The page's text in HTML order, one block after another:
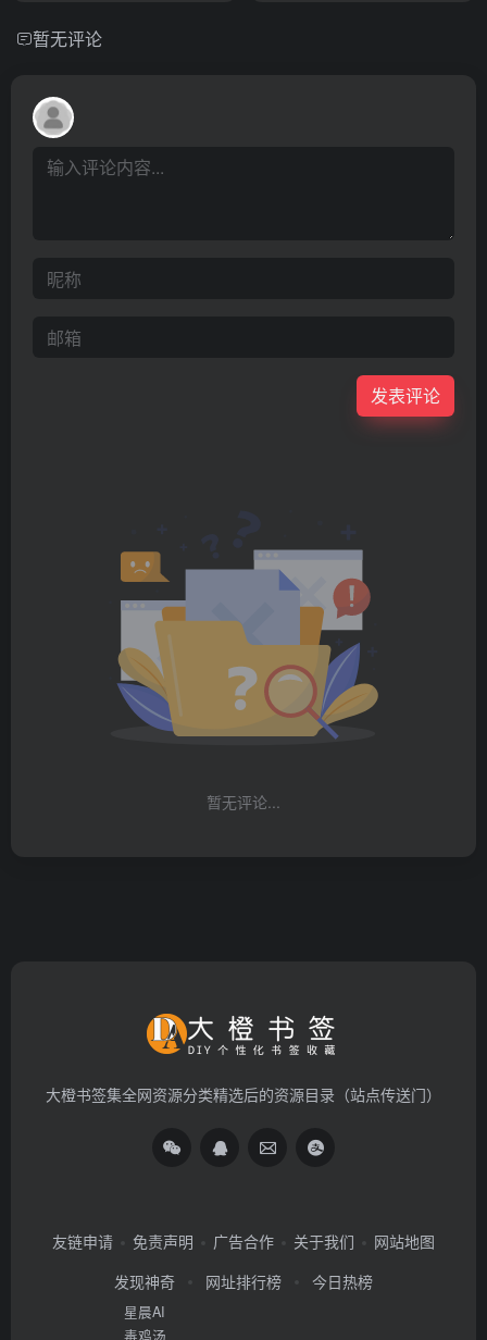
暂无评论
发表评论
暂无评论...
大橙书签集全网资源分类精选后的资源目录（站点传送门）
友链申请 免责声明 广告合作 关于我们
网站地图
发现神奇
星晨AI
毒鸡汤
网址排行榜 今日热榜